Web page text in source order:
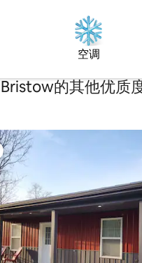
空调
Bristow的其他优质